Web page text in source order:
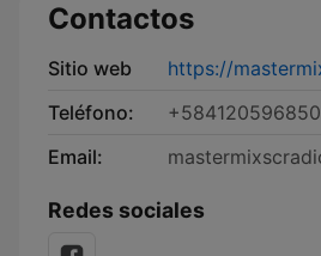
Contactos
Sitio web
https://
Teléfono:
+584120596850
Email:
Redes sociales